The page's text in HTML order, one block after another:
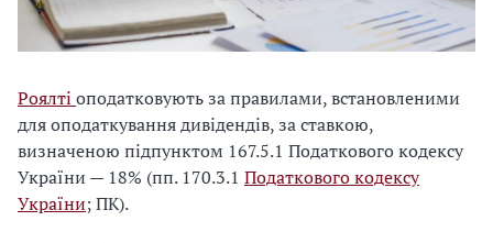
Роялті оподатковують за правилами, встановленими
для оподаткування дивідендів, за ставкою,
визначеною підпунктом 167.5.1 Податкового кодексу
України — 18% (пп. 170.3.1 Податкового кодексу
України; ПК).